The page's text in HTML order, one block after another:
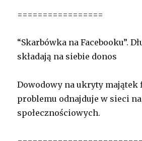
=================
“Skarbówka na Facebooku”.
składają na siebie donos
Dowodowy na ukryty majątek
problemu odnajduje w sieci
społecznościowych.